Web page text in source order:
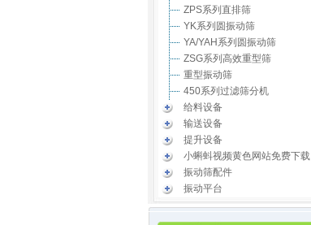
ZPS系列直排筛
YK系列圆振动筛
YA/YAH系列圆振动筛
ZSG系列高效重型筛
重型振动筛
450系列过滤筛分机
给料设备
输送设备
提升设备
小蝌蚪视频黄色网站免费下载
振动筛配件
振动平台